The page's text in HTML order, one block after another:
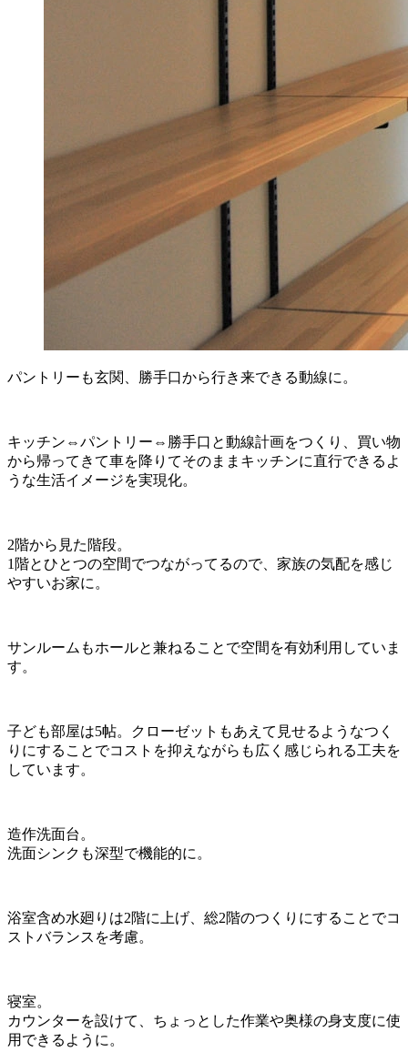
パントリーも玄関、勝手口から行き来できる動線に。
キッチン⇔パントリー⇔勝手口と動線計画をつくり、買い物
から帰ってきて車を降りてそのままキッチンに直行できるよ
うな生活イメージを実現化。
2階から見た階段。
1階とひとつの空間でつながってるので、家族の気配を感じ
やすいお家に。
サンルームもホールと兼ねることで空間を有効利用していま
す。
子ども部屋は5帖。クローゼットもあえて見せるようなつく
りにすることでコストを抑えながらも広く感じられる工夫を
しています。
造作洗面台。
洗面シンクも深型で機能的に。
浴室含め水廻りは2階に上げ、総2階のつくりにすることでコ
ストバランスを考慮。
寝室。
カウンターを設けて、ちょっとした作業や奥様の身支度に使
用できるように。